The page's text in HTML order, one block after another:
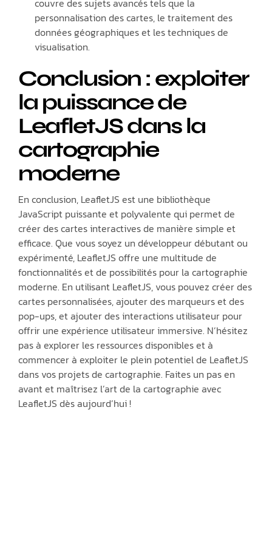
personnalisation des cartes, le traitement des
données géographiques et les techniques de
visualisation.
Conclusion : exploiter
la puissance de
LeafletJS dans la
cartographie
moderne
En conclusion, LeafletJS est une bibliothèque
JavaScript puissante et polyvalente qui permet de
créer des cartes interactives de manière simple et
efficace. Que vous soyez un développeur débutant ou
expérimenté, LeafletJS offre une multitude de
fonctionnalités et de possibilités pour la cartographie
moderne. En utilisant LeafletJS, vous pouvez créer des
cartes personnalisées, ajouter des marqueurs et des
pop-ups, et ajouter des interactions utilisateur pour
offrir une expérience utilisateur immersive. N’hésitez
pas à explorer les ressources disponibles et à
commencer à exploiter le plein potentiel de LeafletJS
dans vos projets de cartographie. Faites un pas en
avant et maîtrisez l’art de la cartographie avec
LeafletJS dès aujourd’hui !